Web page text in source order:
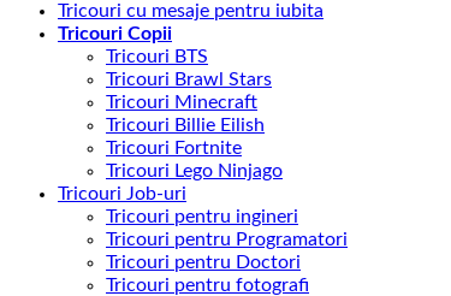
Tricouri cu mesaje pentru iubita
Tricouri Copii
Tricouri BTS
Tricouri Brawl Stars
Tricouri Minecraft
Tricouri Billie Eilish
Tricouri Fortnite
Tricouri Lego Ninjago
Tricouri Job-uri
Tricouri pentru ingineri
Tricouri pentru Programatori
Tricouri pentru Doctori
Tricouri pentru fotografi